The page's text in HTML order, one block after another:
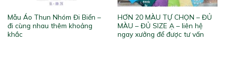
Mẫu Áo Thun Nhóm Đi Biển –
đi cùng nhau thêm khoảng
khắc
HƠN 20 MÀU TỰ CHỌN – ĐỦ
MÀU – ĐỦ SIZE Ạ – liên hệ
ngay xưởng để được tư vấn